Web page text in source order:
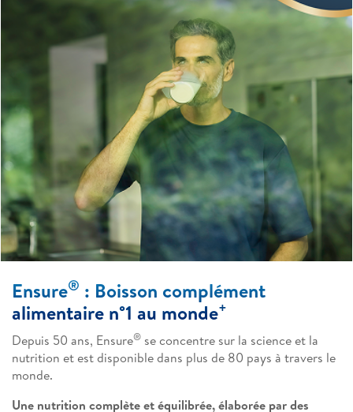
Ensure® : Boisson complément
alimentaire n°1 au monde+
Depuis 50 ans, Ensure® se concentre sur la science et la
nutrition et est disponible dans plus de 80 pays à travers le
monde.
Une nutrition complète et équilibrée, élaborée par des